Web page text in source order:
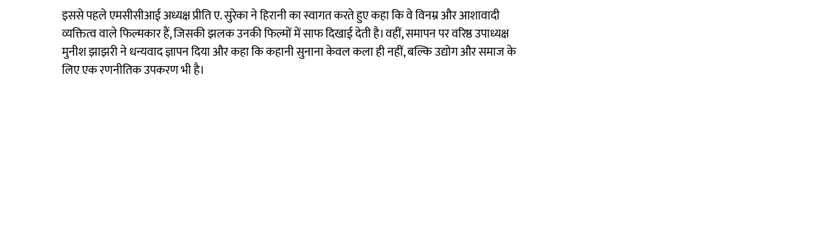
इससे पहले एमसीसीआई अध्यक्ष प्रीति ए. सुरेका ने हिरानी का स्वागत करते हुए कहा कि वे विनम्र और आशावादी
व्यक्तित्व वाले फिल्मकार हैं, जिसकी झलक उनकी फिल्मों में साफ दिखाई देती है। वहीं, समापन पर वरिष्ठ उपाध्यक्ष
मुनीश झाझरी ने धन्यवाद ज्ञापन दिया और कहा कि कहानी सुनाना केवल कला ही नहीं, बल्कि उद्योग और समाज के
लिए एक रणनीतिक उपकरण भी है।